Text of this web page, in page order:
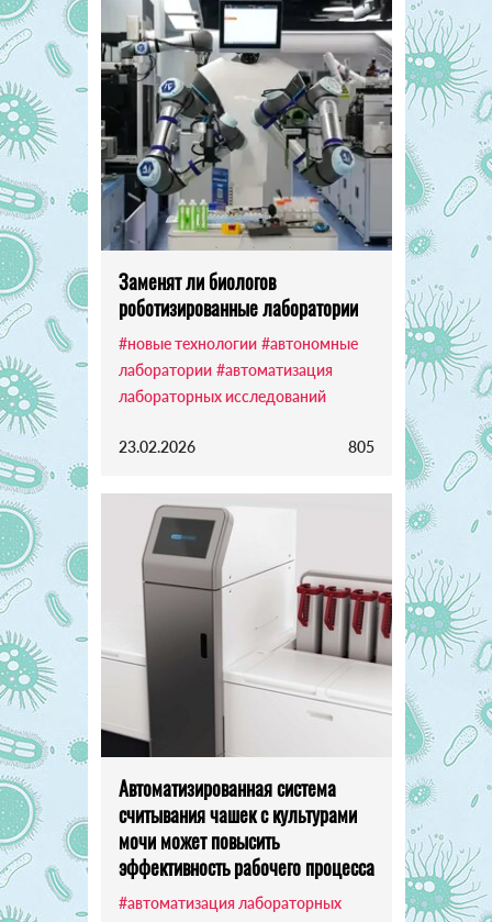
Заменят ли биологов
роботизированные лаборатории
#новые технологии #автономные
лаборатории #автоматизация
лабораторных исследований
23.02.2026 805
Автоматизированная система
считывания чашек с культурами
мочи может повысить
эффективность рабочего процесса
#автоматизация лабораторных